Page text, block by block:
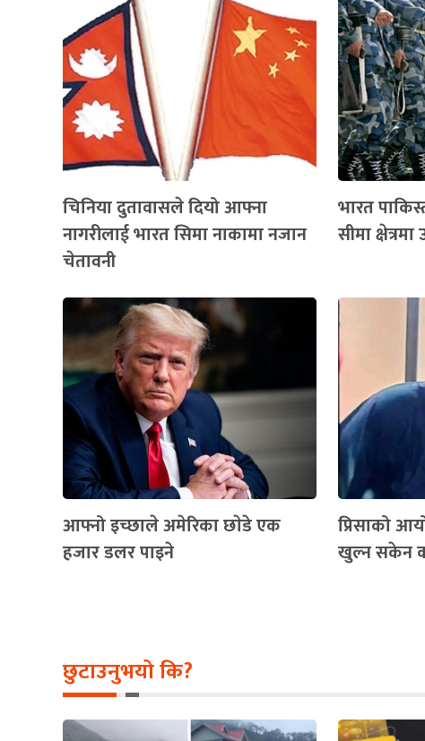
चिनिया दुतावासले दियो आफ्ना
नागरीलाई भारत सिमा नाकामा नजान
चेतावनी
भारत
सीमा
आफ्नो इच्छाले अमेरिका छाेडे एक
हजार डलर पाइने
प्रिसाको
खुल्न सकेन
छुटाउनुभयो कि?